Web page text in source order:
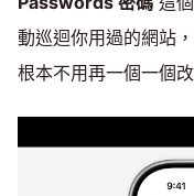
動巡迴你用過的網站，
根本不用再一個一個